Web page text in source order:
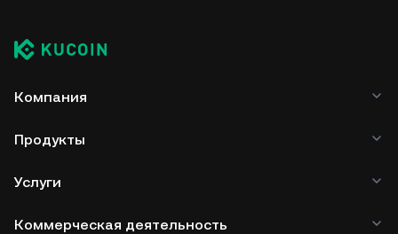
Компания
Продукты
Услуги
Коммерческая деятельность